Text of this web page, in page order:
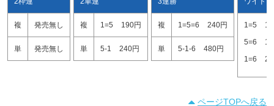
複 発売無し
単 発売無し
複 1=5 190円
単 5-1 240円
複 1=5=6 240円
単 5-1-6 480円
1=5
5=6
1=6
ページTOPへ戻る